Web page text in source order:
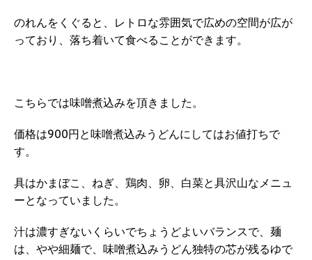
のれんをくぐると、レトロな雰囲気で広めの空間が広が
っており、落ち着いて食べることができます。
こちらでは味噌煮込みを頂きました。
価格は900円と味噌煮込みうどんにしてはお値打ちで
す。
具はかまぼこ、ねぎ、鶏肉、卵、白菜と具沢山なメニュ
ーとなっていました。
汁は濃すぎないくらいでちょうどよいバランスで、麺
は、やや細麺で、味噌煮込みうどん独特の芯が残るゆで